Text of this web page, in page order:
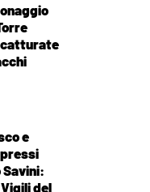
catturate
e
Savini:
del